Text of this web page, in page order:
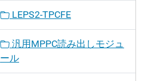
LEPS2-TPCFE
汎用MPPC読み出しモジュ
ール